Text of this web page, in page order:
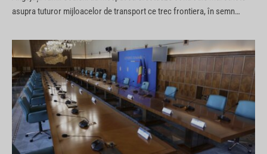
asupra tuturor mijloacelor de transport ce trec frontiera, în semn…